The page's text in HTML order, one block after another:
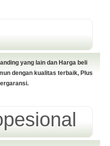
yang lain dan Harga beli
dengan kualitas terbaik, Plus